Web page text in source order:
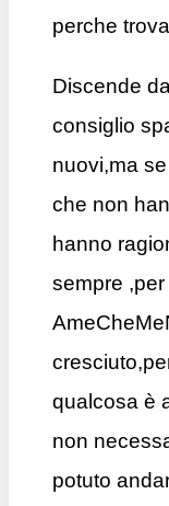
perche
Discende
consiglio
nuovi,ma
che non
hanno
sempre
qualcosa è
non
potuto